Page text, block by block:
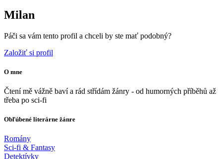
Milan
Páči sa vám tento profil a chceli by ste mať podobný?
Založiť si profil
O mne
Čtení mě vážně baví a rád střídám žánry - od humorných příběhů až
třeba po sci-fi
Obľúbené literárne žánre
Romány
Sci-fi & Fantasy
Detektívky